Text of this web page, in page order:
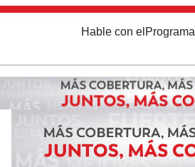
Hable con el Programa